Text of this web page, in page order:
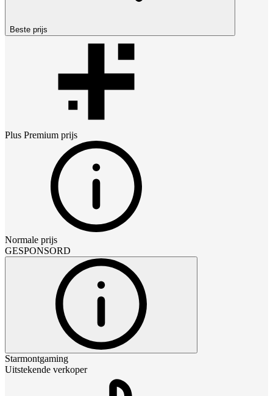
Beste prijs
Plus Premium prijs
Normale prijs
GESPONSORD
Starmontgaming
Uitstekende verkoper